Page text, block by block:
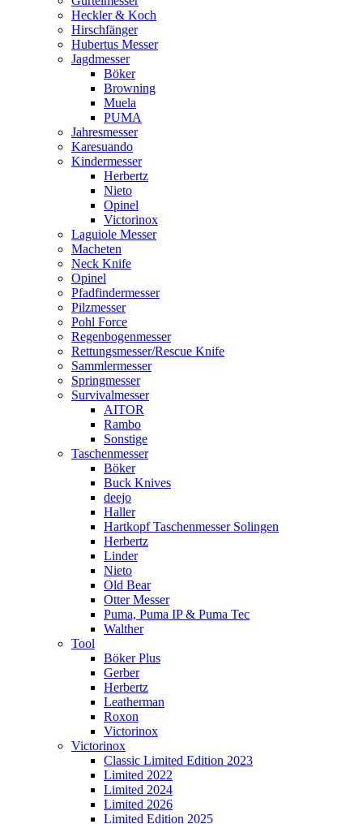
Heckler & Koch
Hirschfänger
Hubertus Messer
Jagdmesser
Böker
Browning
Muela
PUMA
Jahresmesser
Karesuando
Kindermesser
Herbertz
Nieto
Opinel
Victorinox
Laguiole Messer
Macheten
Neck Knife
Opinel
Pfadfindermesser
Pilzmesser
Pohl Force
Regenbogenmesser
Rettungsmesser/Rescue Knife
Sammlermesser
Springmesser
Survivalmesser
AITOR
Rambo
Sonstige
Taschenmesser
Böker
Buck Knives
deejo
Haller
Hartkopf Taschenmesser Solingen
Herbertz
Linder
Nieto
Old Bear
Otter Messer
Puma, Puma IP & Puma Tec
Walther
Tool
Böker Plus
Gerber
Herbertz
Leatherman
Roxon
Victorinox
Victorinox
Classic Limited Edition 2023
Limited 2022
Limited 2024
Limited 2026
Limited Edition 2025